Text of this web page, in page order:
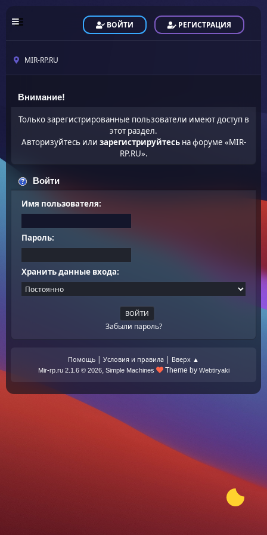
ВОЙТИ РЕГИСТРАЦИЯ
MIR-RP.RU
Внимание!
Только зарегистрированные пользователи имеют доступ в
этот раздел.
Авторизуйтесь или зарегистрируйтесьна форуме «MIR-
RP.RU».
Войти
Имя пользователя:
Пароль:
Хранить данные входа:
Забыли пароль?
Помощь | Условия и правила | Вверх ▲
Mir-rp.ru 2.1.6 © 2026, Simple Machines Theme by Webtiryaki